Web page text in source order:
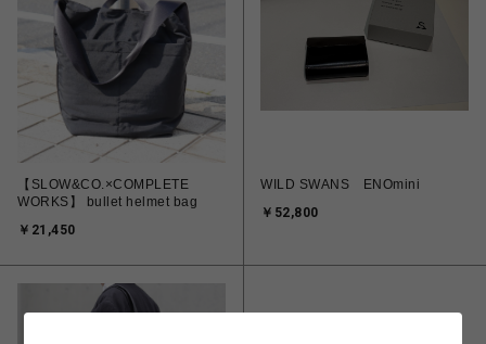
【SLOW&CO.×COMPLETE
WORKS】 bullet helmet bag
￥21,450
WILD SWANS ENOmini
￥52,800